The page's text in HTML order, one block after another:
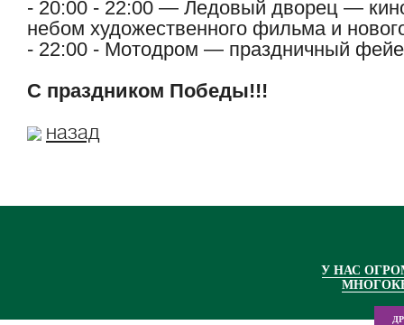
- 20:00 - 22:00 — Ледовый дворец —
небом художественного фильма и
- 22:00 - Мотодром — праздничный
С праздником Победы!!!
назад
У НАС